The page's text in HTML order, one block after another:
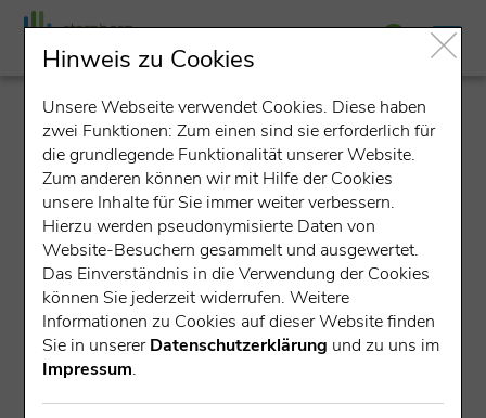
detail
Datensatz nicht gefunden.
Für die angegebene ID konnte kein Datensatz gefunden
werden.
Hinweis zu Cookies
Unsere Webseite verwendet Cookies. Diese haben
zwei Funktionen: Zum einen sind sie erforderlich für
die grundlegende Funktionalität unserer Website.
Zum anderen können wir mit Hilfe der Cookies
unsere Inhalte für Sie immer weiter verbessern.
Hierzu werden pseudonymisierte Daten von
Website-Besuchern gesammelt und ausgewertet.
Das Einverständnis in die Verwendung der Cookies
können Sie jederzeit widerrufen. Weitere
Informationen zu Cookies auf dieser Website finden
Sie in unsererDatenschutzerklärung und zu uns im
Impressum.